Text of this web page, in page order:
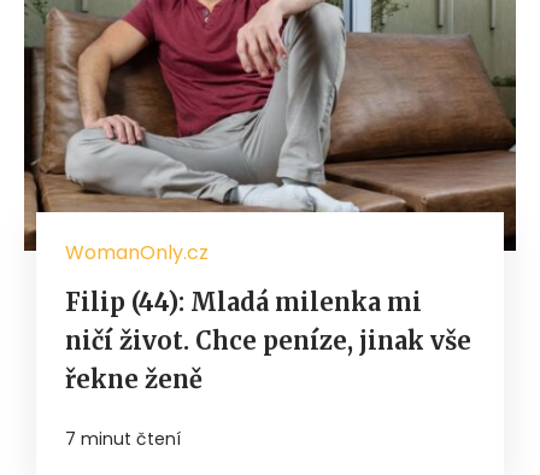
WomanOnly.cz
Filip (44): Mladá milenka mi
ničí život. Chce peníze, jinak vše
řekne ženě
7 minut čtení